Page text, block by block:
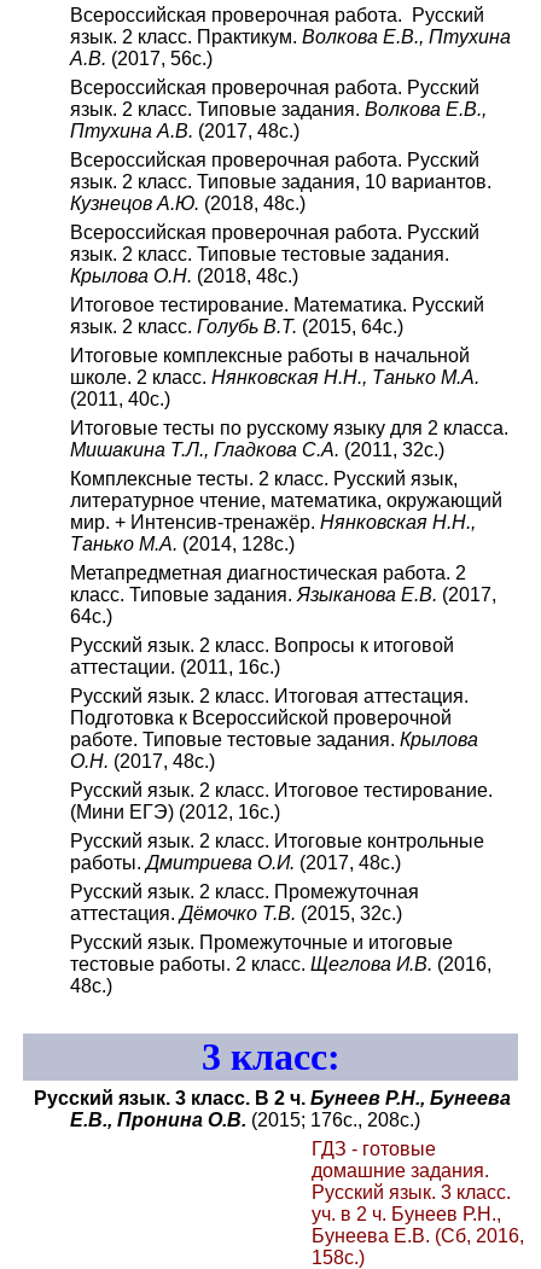
Всероссийская проверочная работа. Русский
язык. 2 класс. Практикум. Волкова Е.В., Птухина
А.В. (2017, 56с.)
Всероссийская проверочная работа. Русский
язык. 2 класс. Типовые задания. Волкова Е.В.,
Птухина А.В. (2017, 48с.)
Всероссийская проверочная работа. Русский
язык. 2 класс. Типовые задания, 10 вариантов.
Кузнецов А.Ю. (2018, 48с.)
Всероссийская проверочная работа. Русский
язык. 2 класс. Типовые тестовые задания.
Крылова О.Н. (2018, 48с.)
Итоговое тестирование. Математика. Русский
язык. 2 класс. Голубь В.Т. (2015, 64с.)
Итоговые комплексные работы в начальной
школе. 2 класс. Нянковская Н.Н., Танько М.А.
(2011, 40с.)
Итоговые тесты по русскому языку для 2 класса.
Мишакина Т.Л., Гладкова С.А. (2011, 32с.)
Комплексные тесты. 2 класс. Русский язык,
литературное чтение, математика, окружающий
мир. + Интенсив-тренажёр. Нянковская Н.Н.,
Танько М.А. (2014, 128с.)
Метапредметная диагностическая работа. 2
класс. Типовые задания. Языканова Е.В. (2017,
64с.)
Русский язык. 2 класс. Вопросы к итоговой
аттестации. (2011, 16с.)
Русский язык. 2 класс. Итоговая аттестация.
Подготовка к Всероссийской проверочной
работе. Типовые тестовые задания. Крылова
О.Н. (2017, 48с.)
Русский язык. 2 класс. Итоговое тестирование.
(Мини ЕГЭ) (2012, 16с.)
Русский язык. 2 класс. Итоговые контрольные
работы.Дмитриева О.И. (2017, 48с.)
Русский язык. 2 класс. Промежуточная
аттестация.Дёмочко Т.В. (2015, 32с.)
Русский язык. Промежуточные и итоговые
тестовые работы. 2 класс. Щеглова И.В. (2016,
48с.)
3 класс:
Русский язык. 3 класс. В 2 ч. Бунеев Р.Н., Бунеева
Е.В., Пронина О.В. (2015; 176с., 208с.)
ГДЗ - готовые
домашние задания.
Русский язык. 3 класс.
уч. в 2 ч. Бунеев Р.Н.,
Бунеева Е.В. (Сб, 2016,
158с.)